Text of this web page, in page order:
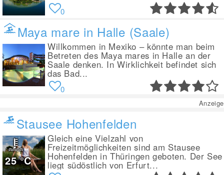
0
Maya mare in Halle (Saale)
Willkommen in Mexiko – könnte man beim
Betreten des Maya mares in Halle an der
Saale denken. In Wirklichkeit befindet sich
das Bad...
0
Anzeige
Stausee Hohenfelden
Gleich eine Vielzahl von
Freizeitmöglichkeiten sind am Stausee
Hohenfelden in Thüringen geboten. Der See
liegt südöstlich von Erfurt...
25°C